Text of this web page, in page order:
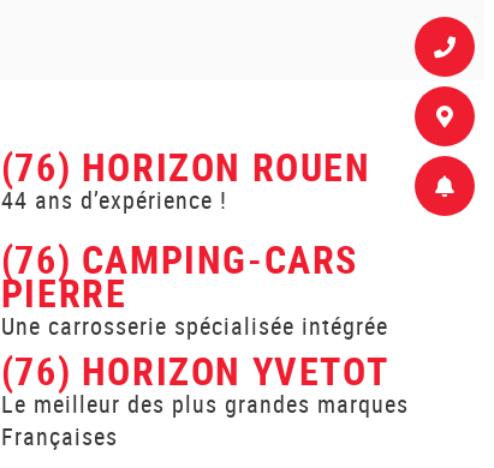
(76) HORIZON ROUEN
44 ans d’expérience !
(76) CAMPING-CARS
PIERRE
Une carrosserie spécialisée intégrée
(76) HORIZON YVETOT
Le meilleur des plus grandes marques
Françaises